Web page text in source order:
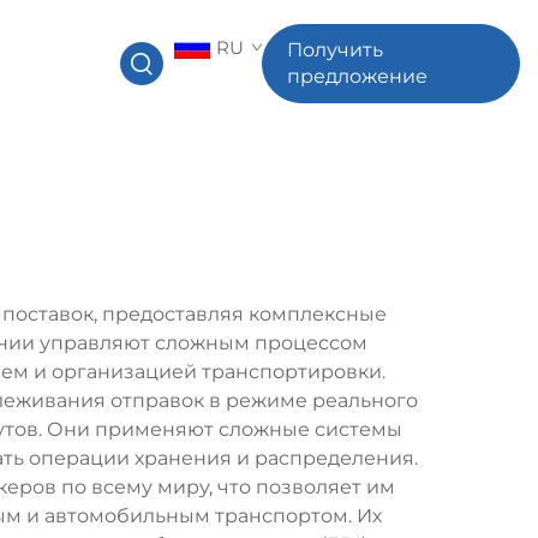
RU
Получить
предложение
предоставляя комплексные
управляют сложным процессом
и организацией транспортировки.
отправок в режиме реального
Они применяют сложные системы
операции хранения и распределения.
по всему миру, что позволяет им
и автомобильным транспортом. Их